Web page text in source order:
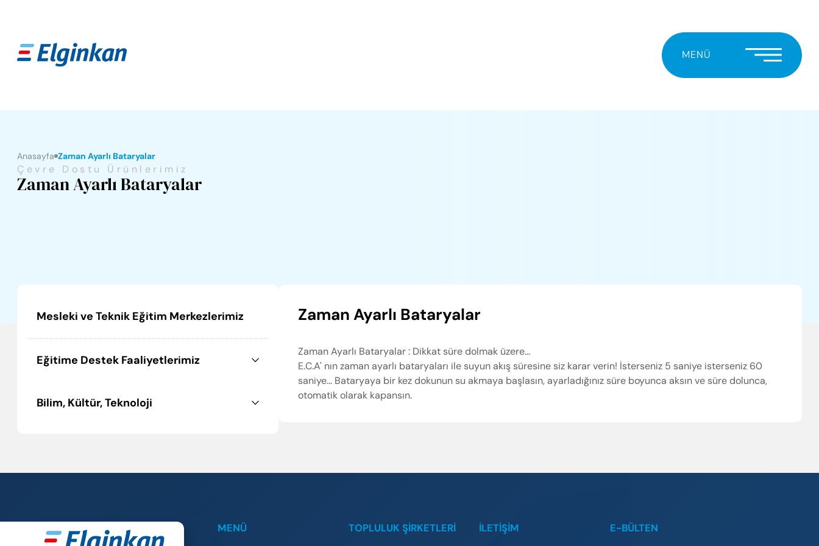
Anasayfa Zaman Ayarlı Bataryalar
Çevre Dostu Ürünlerimiz
Zaman Ayarlı Bataryalar
Mesleki ve Teknik Eğitim Merkezlerimiz
Eğitime Destek Faaliyetlerimiz
Bilim, Kültür, Teknoloji
Zaman Ayarlı Bataryalar
Zaman Ayarlı Bataryalar : Dikkat süre dolmak üzere...
E.C.A' nın zaman ayarlı bataryaları ile suyun akış süresine siz karar verin! İsterseniz 5 saniye isterseniz 60
saniye... Bataryaya bir kez dokunun su akmaya başlasın, ayarladığınız süre boyunca aksın ve süre dolunca,
otomatik olarak kapansın.
MENÜ TOPLULUK ŞİRKETLERİ İLETIŞIM E-BÜLTEN